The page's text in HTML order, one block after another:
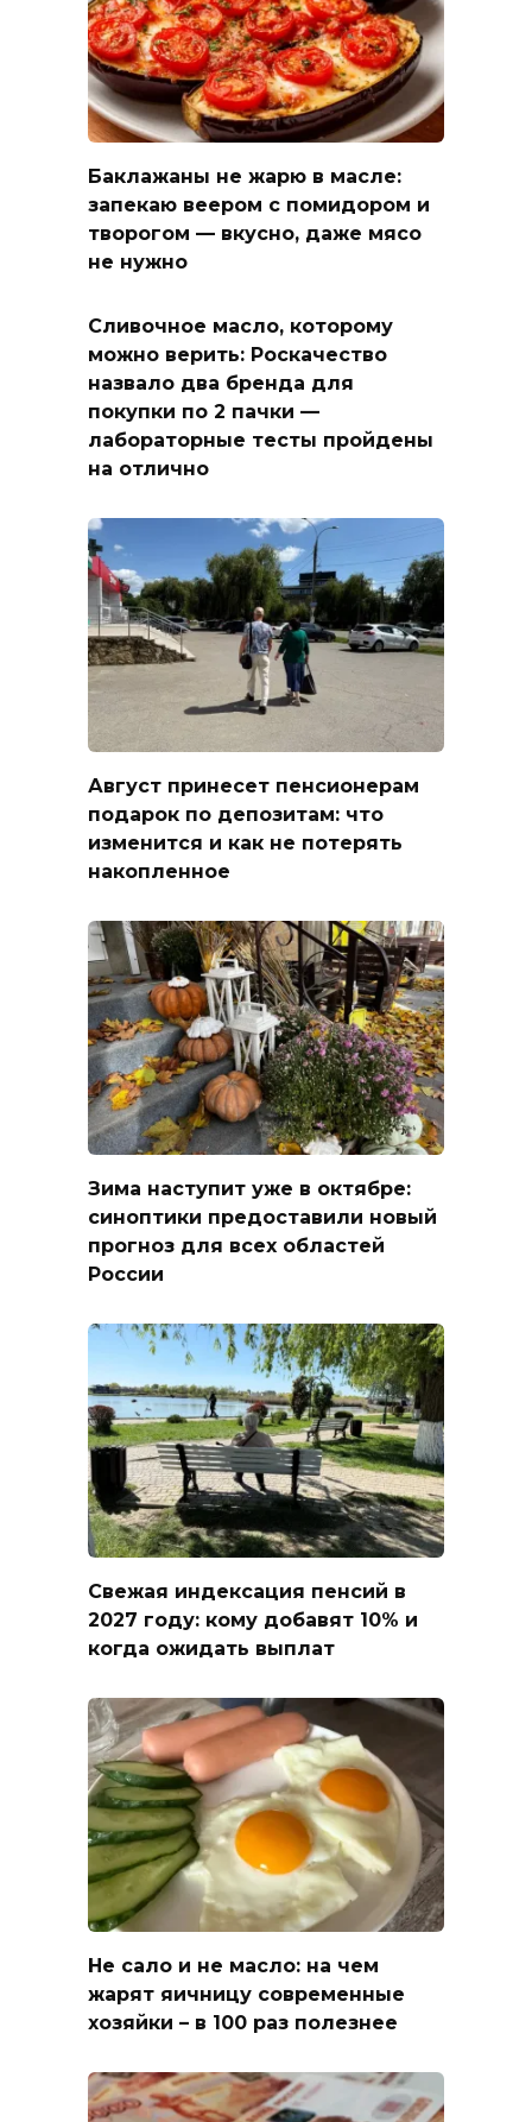
Баклажаны не жарю в масле:
запекаю веером с помидором и
творогом — вкусно, даже мясо
не нужно
Сливочное масло, которому
можно верить: Роскачество
назвало два бренда для
покупки по 2 пачки —
лабораторные тесты пройдены
на отлично
Август принесет пенсионерам
подарок по депозитам: что
изменится и как не потерять
накопленное
Зима наступит уже в октябре:
синоптики предоставили новый
прогноз для всех областей
России
Свежая индексация пенсий в
2027 году: кому добавят 10% и
когда ожидать выплат
Не сало и не масло: на чем
жарят яичницу современные
хозяйки – в 100 раз полезнее